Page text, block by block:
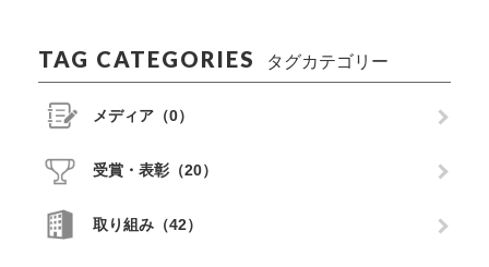
TAG CATEGORIES タグカテゴリー
メディア（0）
受賞・表彰（20）
取り組み（42）